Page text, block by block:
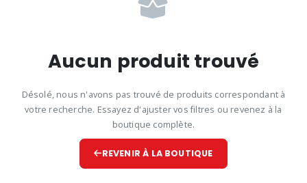
Aucun produit trouvé
Désolé, nous n'avons pas trouvé de produits correspondant à
votre recherche. Essayez d'ajuster vos filtres ou revenez à la
boutique complète.
REVENIR À LA BOUTIQUE